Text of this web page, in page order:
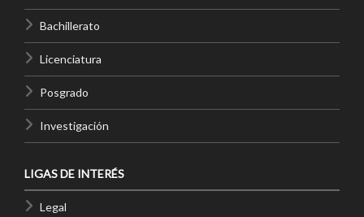
Bachillerato
Licenciatura
Posgrado
Investigación
LIGAS DE INTERÉS
Legal